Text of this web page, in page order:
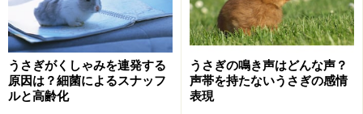
のまわりに危険なものは置かないでください。
うさぎの秘密3. 賢い
人を見分けます。以前会った人、以前会ったうさぎを覚
うさぎがくしゃみを連発する
原因は？細菌によるスナッフ
ルと高齢化
うさぎの鳴き声はどんな声？
声帯を持たないうさぎの感情
表現